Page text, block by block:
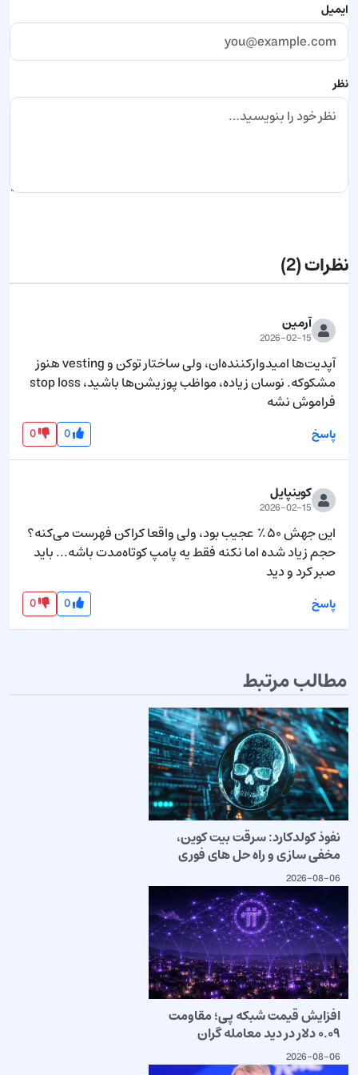
ایمیل
نظر
نظرات(2)
آرمین
2026-02-15
آپدیت‌ها امیدوارکننده‌ان، ولی ساختار توکن و vesting هنوز
فراموش نشه
پاسخ 0
0
کوینپایل
2026-02-15
صبر کرد و دید
پاسخ 0
0
مطالب مرتبط
نفوذ کولدکارد: سرقت بیت کوین،
مخفی سازی و راه حل های فوری
2026-08-06
افزایش قیمت شبکه پی؛ مقاومت
۰.۰۹ دلار در دید معامله گران
2026-08-06